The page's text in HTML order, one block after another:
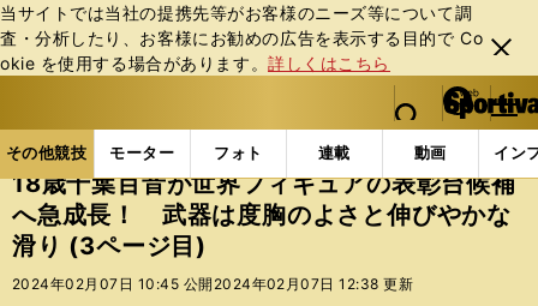
当サイトでは当社の提携先等がお客様のニーズ等について調
査・分析したり、お客様にお勧めの広告を表⽰する⽬的で Co
okie を使⽤する場合があります。詳しくはこちら
閉じ
る
web Sportiva (webスポルティーバ)
検索
マイペ
ー
ジ
メニュ
その他競技 モーター フォト 連載 動画 イン
ス
ポ
ル
テ
ー
その他競技の記事一覧 フィギュア 18歳千葉百音が
18歳千葉百音が世界フィギュアの表彰台候補
へ急成長！ 武器は度胸のよさと伸びやかな
滑り (3ページ目)
2024年02月07日 10:45 公開 2024年02月07日 12:38 更新